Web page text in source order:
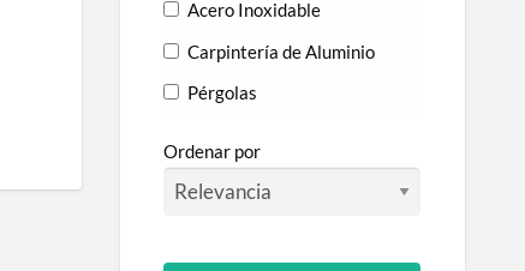
Acero Inoxidable
Carpintería de Aluminio
Pérgolas
Puertas
Vallados
Ordenar por